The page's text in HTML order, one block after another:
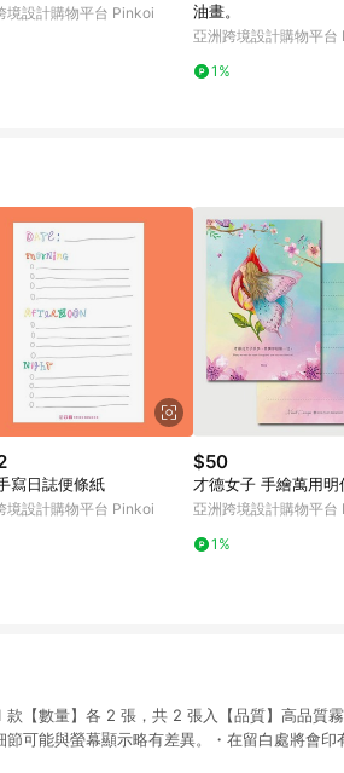
境設計購物平台 Pinkoi
油畫。
亞洲跨境設計購物平台
1%
寫日誌便條紙
境設計購物平台 Pinkoi
$50
才德女子 手繪萬用明
亞洲跨境設計購物平台
1%
【數量】各 2 張，共 2 張入【品質】高品質
可能與螢幕顯示略有差異。・在留白處將會印